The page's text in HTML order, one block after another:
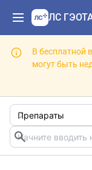
ЛС
В бесплатной
могут быть